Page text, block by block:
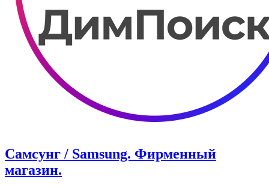
Самсунг / Samsung. Фирменный
магазин.